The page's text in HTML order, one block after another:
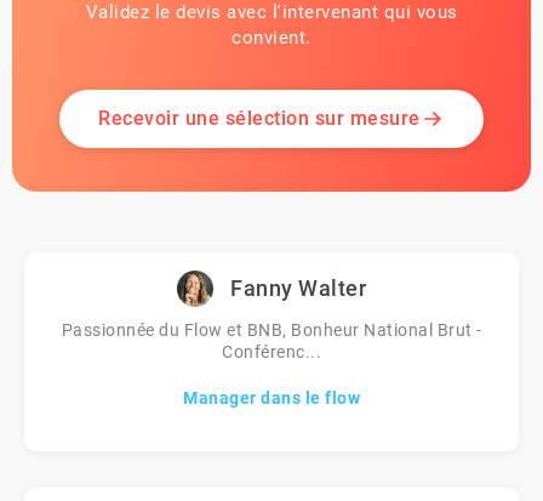
Validez le devis avec l'intervenant qui vous
convient.
Recevoir une sélection sur mesure
Fanny Walter
Passionnée du Flow et BNB, Bonheur National Brut -
Conférenc...
Manager dans le flow